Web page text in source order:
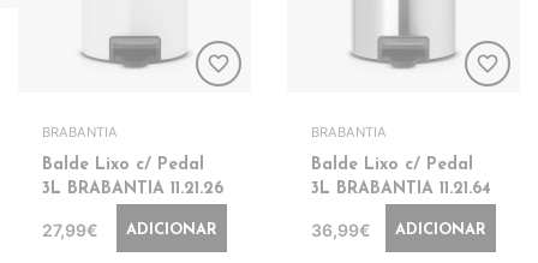
favorite_border
BRABANTIA
Balde Lixo c/ Pedal
3L BRABANTIA 11.21.26
27,99€ ADICIONAR
favorite_border
BRABANTIA
Balde Lixo c/ Pedal
3L BRABANTIA 11.21.64
36,99€ ADICIONAR